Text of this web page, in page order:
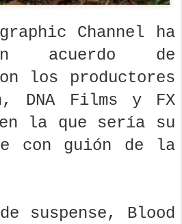
Channel ha
acuerdo de
los productores
DNA Films y FX
la que sería su
con guión de la
suspense, Blood